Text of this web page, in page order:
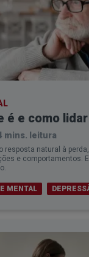
é e como
mins. leitura
resposta natural à
e comportamentos.
MENTAL